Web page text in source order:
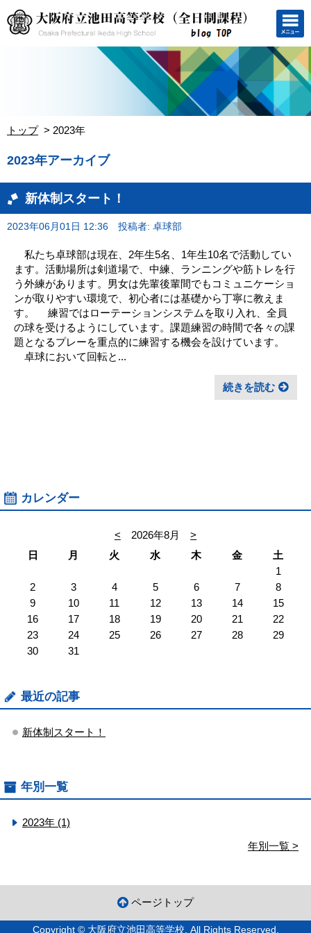
トップ 2023年
2023年アーカイブ
新体制スタート！
2023年06月01日 12:36 投稿者: 卓球部
私たち卓球部は現在、2年生5名、1年生10名で活動してい
ます。活動場所は剣道場で、中練、ランニングや筋トレを行
う外練があります。男女は先輩後輩間でもコミュニケーショ
ンが取りやすい環境で、初心者には基礎から丁寧に教えま
す。 練習ではローテーションシステムを取り入れ、全員
の球を受けるようにしています。課題練習の時間で各々の課
題となるプレーを重点的に練習する機会を設けています。
卓球において回転と...
続きを読む
カレンダー
< 2026年8月
>
日
月 火 水 木 金
土
1
2
3 4 5 6 7
8
9
10 11 12 13 14
15
16
17 18 19 20 21
22
23
24 25 26 27 28
29
30
31
最近の記事
新体制スタート！
年別一覧
2023年 (1)
年別一覧 >
ページトップ
Copyright © 大阪府立池田高等学校. All Rights Reserved.